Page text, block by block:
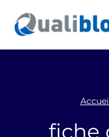
contenu
fiche